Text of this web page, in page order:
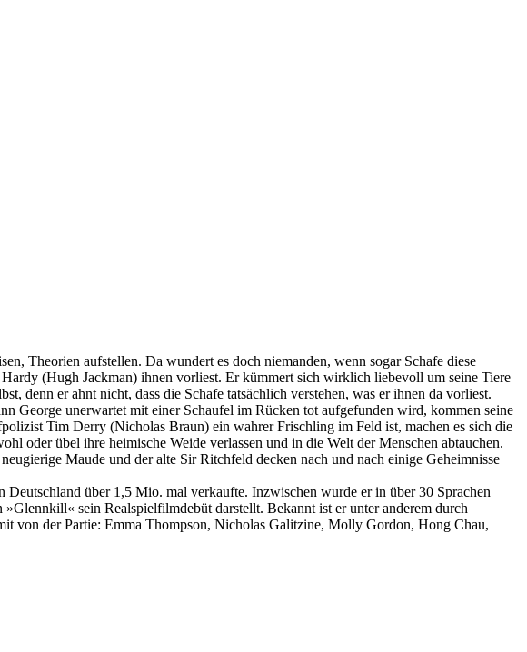
Theorien aufstellen. Da wundert es doch niemanden, wenn sogar Schafe diese
(Hugh Jackman) ihnen vorliest. Er kümmert sich wirklich liebevoll um seine Tiere
denn er ahnt nicht, dass die Schafe tatsächlich verstehen, was er ihnen da vorliest.
George unerwartet mit einer Schaufel im Rücken tot aufgefunden wird, kommen seine
Tim Derry (Nicholas Braun) ein wahrer Frischling im Feld ist, machen es sich die
oder übel ihre heimische Weide verlassen und in die Welt der Menschen abtauchen.
Maude und der alte Sir Ritchfeld decken nach und nach einige Geheimnisse
über 1,5 Mio. mal verkaufte. Inzwischen wurde er in über 30 Sprachen
sein Realspielfilmdebüt darstellt. Bekannt ist er unter anderem durch
von der Partie: Emma Thompson, Nicholas Galitzine, Molly Gordon, Hong Chau,